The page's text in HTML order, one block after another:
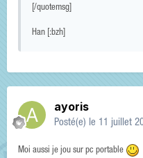
[/quotemsg]
Han [:bzh]
ayoris
Posté(e) le 11 juillet
Moi aussi je jou sur pc portable